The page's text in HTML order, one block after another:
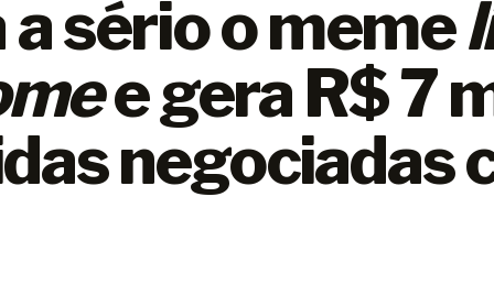
a sério o meme
e gera R$ 7
negociadas